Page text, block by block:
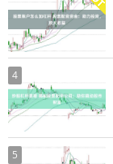
4
5